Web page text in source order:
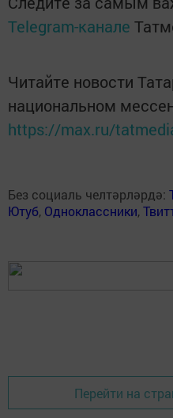
Telegram-канале
Читайте новости
национальном
https://max.ru/
Без социаль челтәрләрдә:
Ютуб, Одноклассники,
Перейти на